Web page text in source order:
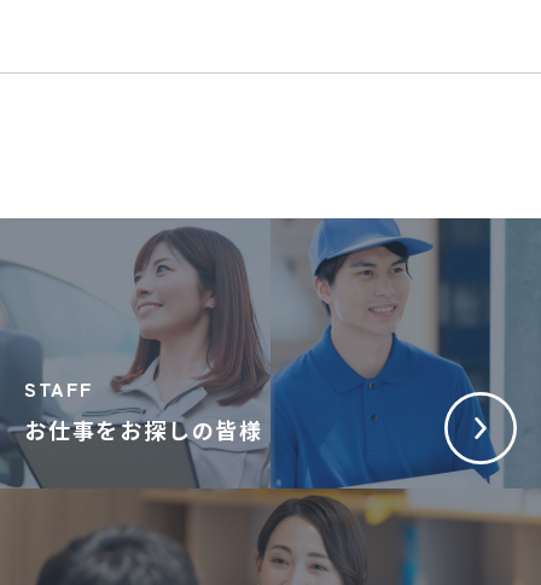
お仕事をお探しの皆様
STAFF